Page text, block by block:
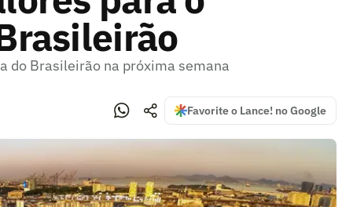
do Brasileirão na próxima semana
Favorite o Lance! no Google